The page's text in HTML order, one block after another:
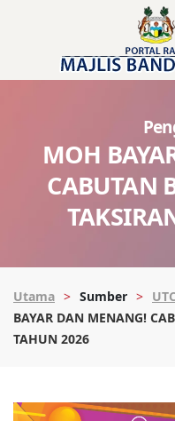
MOH
CABUTAN
Utama Sumber
BAYAR DAN MENANG!
TAHUN 2026